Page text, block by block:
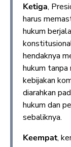
Ketiga,
harus
hukum
hendaknya
hukum tanpa
kebijakan
diarahkan
hukum dan
sebaliknya.
Keempat,